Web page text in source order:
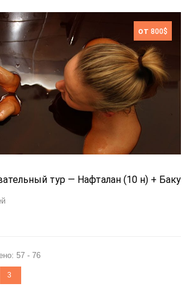
от 800$
тур — Нафталан (10 н) + Баку
57 - 76
3